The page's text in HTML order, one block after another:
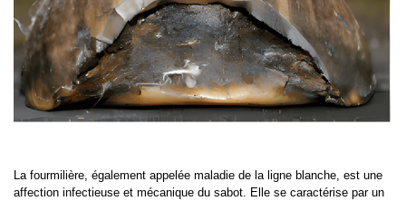
La fourmilière, également appelée maladie de la ligne blanche, est une
affection infectieuse et mécanique du sabot. Elle se caractérise par un